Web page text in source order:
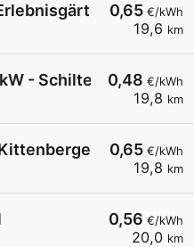
0,65 €/kWh
19,6 km
0,48 €/kWh
19,8 km
- Schiltern -
0,65 €/kWh
19,8 km
0,56 €/kWh
20,0 km